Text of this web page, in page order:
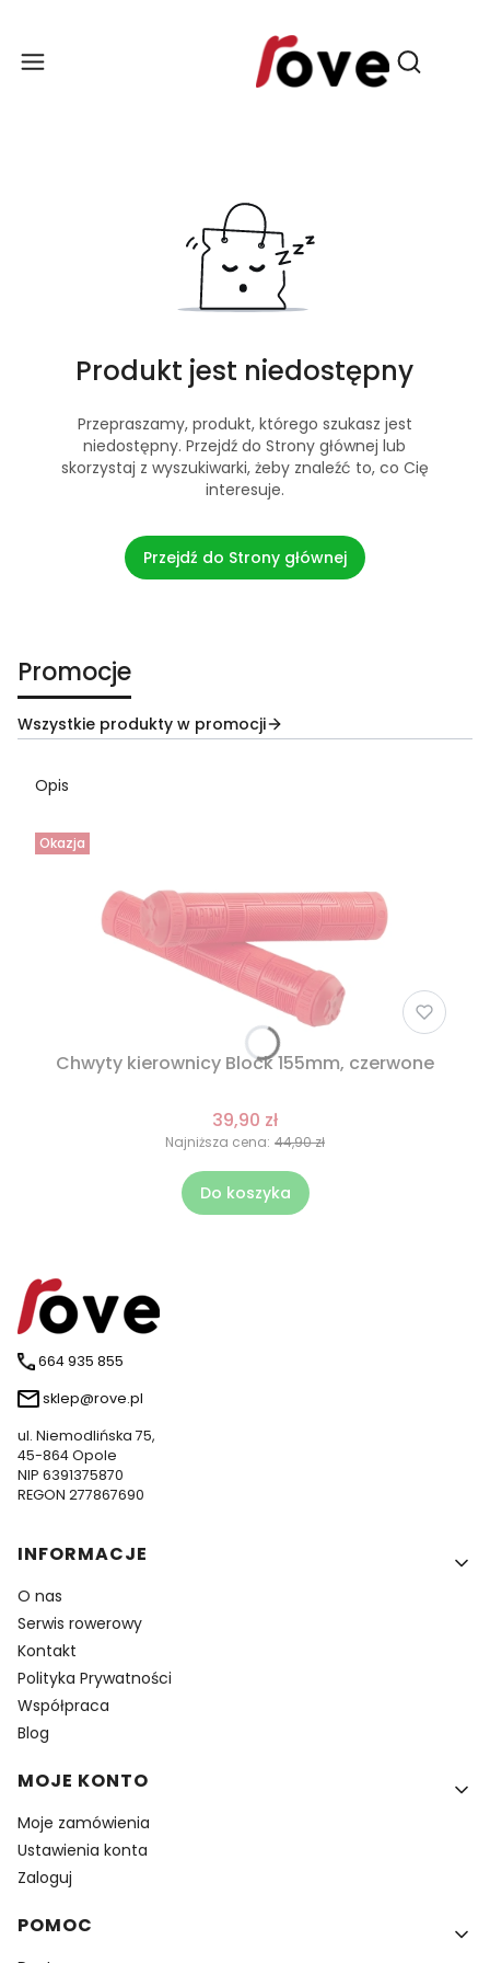
Otwórz
Produkt jest niedostępny
Przepraszamy, produkt, którego szukasz jest
niedostępny. Przejdź do Strony głównej lub
skorzystaj z wyszukiwarki, żeby znaleźć to, co Cię
interesuje.
Przejdź do Strony głównej
Promocje
Wszystkie produkty w promocji
Opis
Okazja
Chwyty kierownicy Block 155mm, czerwone
39,90 zł
Najniższa cena: 44,90 zł
Do koszyka
664 935 855
sklep@rove.pl
ul. Niemodlińska 75,
45-864 Opole
NIP 6391375870
REGON 277867690
Linki w stopce
INFORMACJE
O nas
Serwis rowerowy
Kontakt
Polityka Prywatności
Współpraca
Blog
MOJE KONTO
Moje zamówienia
Ustawienia konta
Zaloguj
POMOC